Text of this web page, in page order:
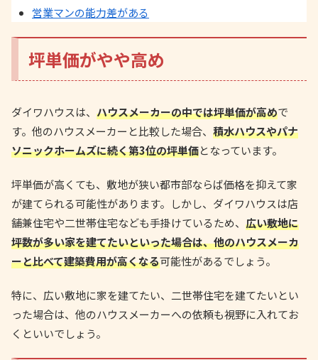
営業マンの能力差がある
坪単価がやや高め
ダイワハウスは、 ハウスメーカーの中では坪単価が高めで
す。他のハウスメーカーと比較した場合、 積水ハウスやパナ
ソニックホームズに続く第3位の坪単価となっています。
坪単価が高くても、敷地が狭い都市部ならば価格を抑えて家
が建てられる可能性があります。しかし、ダイワハウスは店
舗兼住宅や二世帯住宅なども手掛けているため、 広い敷地に
坪数が多い家を建てたいといった場合は、他のハウスメーカ
ーと比べて建築費用が高くなる可能性があるでしょう。
特に、広い敷地に家を建てたい、二世帯住宅を建てたいとい
った場合は、他のハウスメーカーへの依頼も視野に入れてお
くといいでしょう。